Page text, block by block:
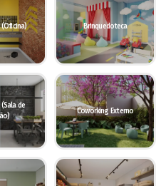
Brinquedoteca
de
Coworking Externo